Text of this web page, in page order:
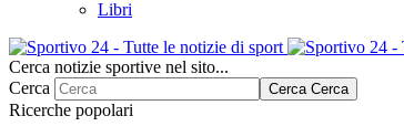
Libri
Cerca notizie sportive nel sito...
Cerca
Cerca Cerca
Ricerche popolari